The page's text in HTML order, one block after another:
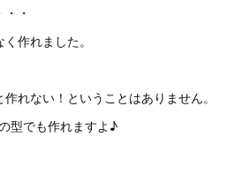
・
作れました。
れない！ということはありません。
型でも作れますよ♪